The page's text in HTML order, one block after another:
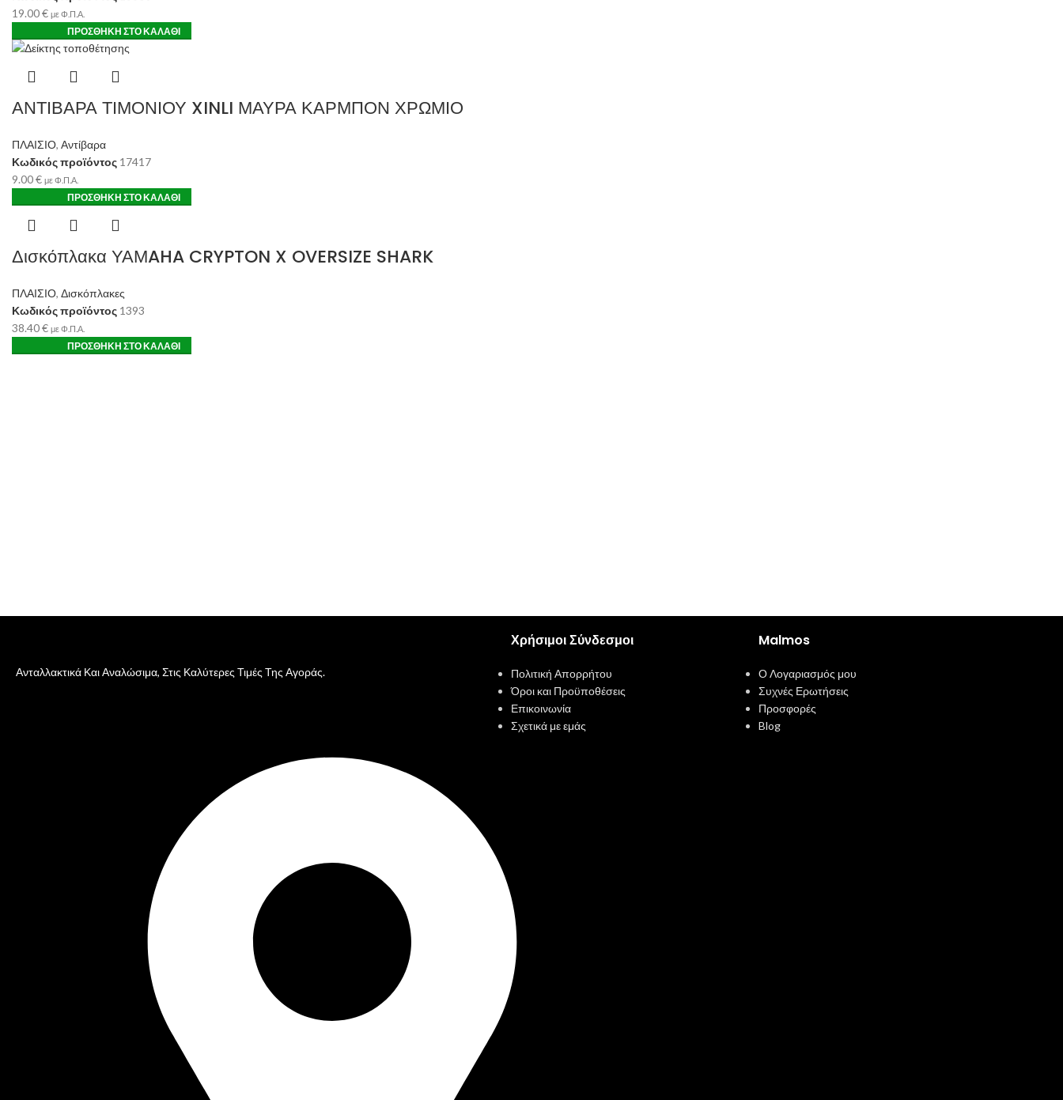
19.00€ με Φ.Π.Α.
ΠΡΟΣΘΉΚΗ ΣΤΟ ΚΑΛΆΘΙ
ΑΝΤΙΒΑΡΑ ΤΙΜΟΝΙΟΥ XINLI ΜΑΥΡΑ ΚΑΡΜΠΟΝ ΧΡΩΜΙΟ
ΠΛΑΙΣΙΟ, Αντίβαρα
Κωδικός προϊόντος 17417
9.00€ με Φ.Π.Α.
ΠΡΟΣΘΉΚΗ ΣΤΟ ΚΑΛΆΘΙ
Δισκόπλακα ΥΑΜAHA CRYPTON X OVERSIZE SHARK
ΠΛΑΙΣΙΟ, Δισκόπλακες
Κωδικός προϊόντος 1393
38.40€ με Φ.Π.Α.
ΠΡΟΣΘΉΚΗ ΣΤΟ ΚΑΛΆΘΙ
Ανταλλακτικά Και Αναλώσιμα, Στις Καλύτερες Τιμές Της Αγοράς.
Χρήσιμοι Σύνδεσμοι
Πολιτική Απορρήτου
Όροι και Προϋποθέσεις
Επικοινωνία
Σχετικά με εμάς
Malmos
Ο Λογαριασμός μου
Συχνές Ερωτήσεις
Προσφορές
Blog